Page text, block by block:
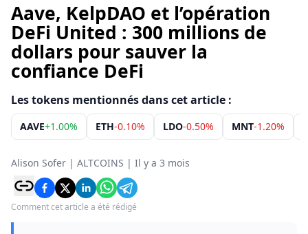
Aave, KelpDAO et l’opération
DeFi United : 300 millions de
dollars pour sauver la
confiance DeFi
Les tokens mentionnés dans cet article :
AAVE+1.00% ETH-0.10% LDO-0.50% MNT-1.20%
Alison Sofer | ALTCOINS | Il y a 3 mois
Comment cet article a été rédigé